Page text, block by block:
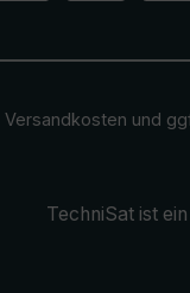
Versandkosten und
TechniSat ist